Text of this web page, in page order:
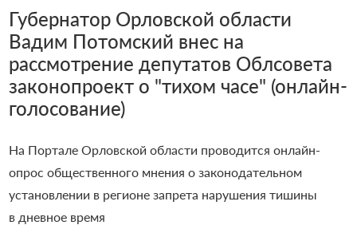
Губернатор Орловской области
Вадим Потомский внес на
рассмотрение депутатов Облсовета
законопроект о "тихом часе" (онлайн-
голосование)
На Портале Орловской области проводится онлайн-
опрос общественного мнения о законодательном
установлении в регионе запрета нарушения тишины
в дневное время